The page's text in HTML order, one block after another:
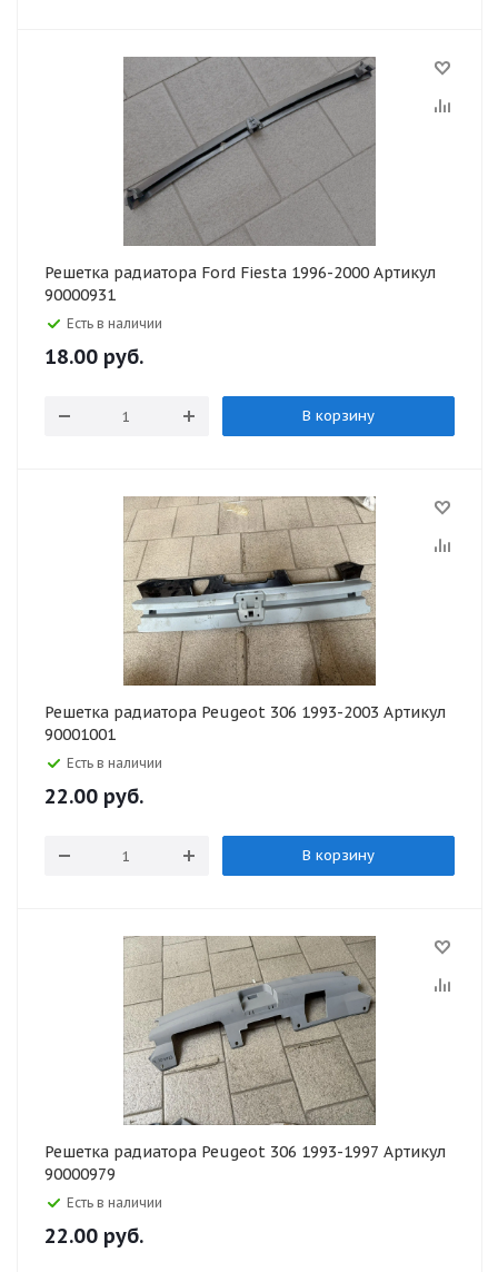
Решетка радиатора Ford Fiesta 1996-2000 Артикул
90000931
Есть в наличии
18.00 руб.
В корзину
Решетка радиатора Peugeot 306 1993-2003 Артикул
90001001
Есть в наличии
22.00 руб.
В корзину
Решетка радиатора Peugeot 306 1993-1997 Артикул
90000979
Есть в наличии
22.00 руб.